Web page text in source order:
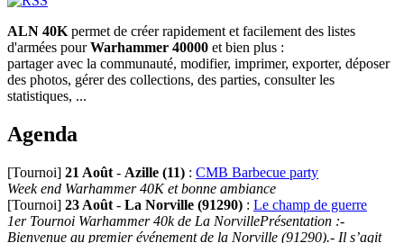
ALN 40K permet de créer rapidement et facilement des listes
d'armées pourWarhammer 40000 et bien plus :
partager avec la communauté, modifier, imprimer, exporter, déposer
des photos, gérer des collections, des parties, consulter les
statistiques, ...
Agenda
[Tournoi] 21 Août - Azille (11) : CMB Barbecue party
Week end Warhammer 40K et bonne ambiance
[Tournoi] 23 Août - La Norville (91290) : Le champ de guerre
1er Tournoi Warhammer 40k de La NorvillePrésentation :-
Bienvenue au premier événement de la Norville (91290).- Il s’agit